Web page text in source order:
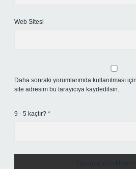
Web Sitesi
Daha sonraki yorumlarımda kullanılması
site adresim bu tarayıcıya kaydedilsin.
9 - 5 kaçtır? *